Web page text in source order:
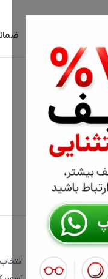
دسترسی سریع
حساب کاربری
مجله فروشگاه
لیست محصولات
درباره ما
با هدف کمک به انتخاب